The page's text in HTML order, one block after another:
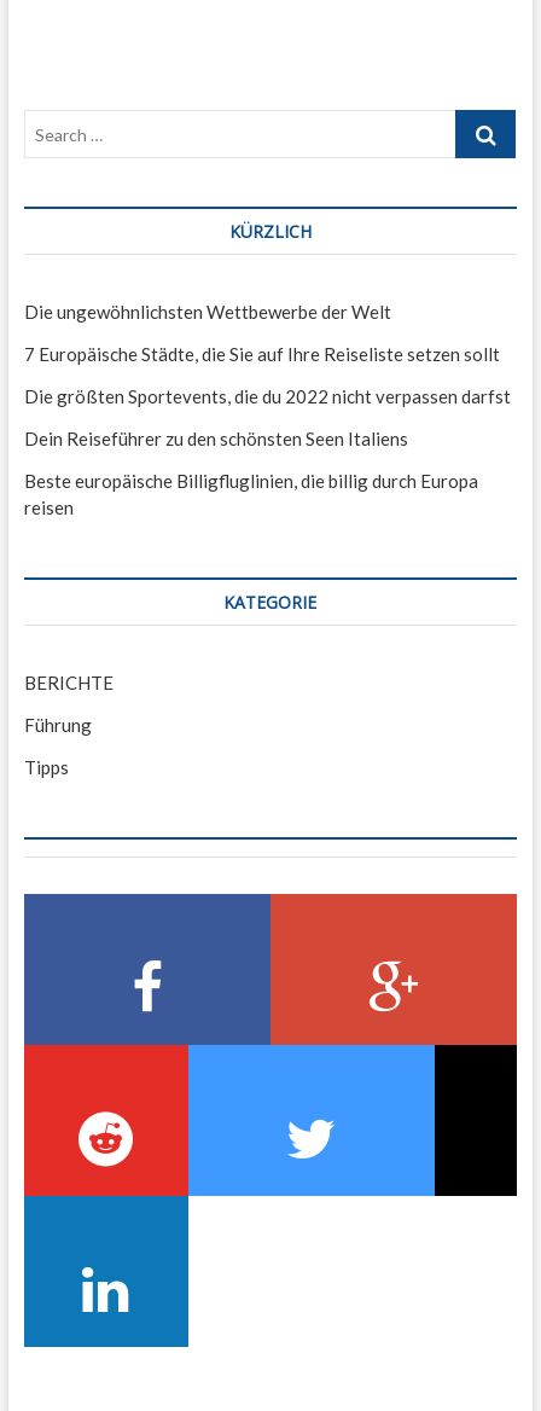
v
i
g
a
i
o
n
s
:
:
KÜRZLICH
Die ungewöhnlichsten Wettbewerbe der Welt
7 Europäische Städte, die Sie auf Ihre Reiseliste setzen sollt
Die größten Sportevents, die du 2022 nicht verpassen darfst
Dein Reiseführer zu den schönsten Seen Italiens
Beste europäische Billigfluglinien, die billig durch Europa
reisen
KATEGORIE
BERICHTE
Führung
Tipps